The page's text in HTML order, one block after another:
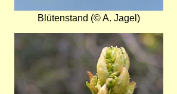
Blütenstand (© A. Jagel)